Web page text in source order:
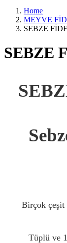
Home
MEYVE
SEBZE
SEBZE
Birçok
Tüplü ve